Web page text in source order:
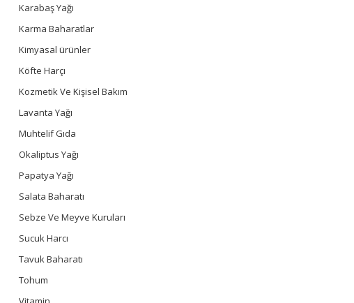
Karabaş Yağı
Karma Baharatlar
Kimyasal ürünler
Köfte Harçı
Kozmetik Ve Kişisel Bakım
Lavanta Yağı
Muhtelif Gıda
Okaliptus Yağı
Papatya Yağı
Salata Baharatı
Sebze Ve Meyve Kuruları
Sucuk Harcı
Tavuk Baharatı
Tohum